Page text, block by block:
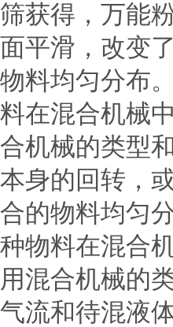
筛获得，万能
面平滑，改变
物料均匀分布
料在混合机械
合机械的类型
本身的回转，
合的物料均匀
种物料在混合
用混合机械的
气流和待混液